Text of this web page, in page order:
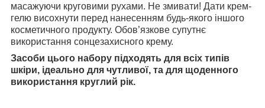
масажуючи круговими рухами. Не змивати! Дати крем-
гелю висохнути перед нанесенням будь-якого іншого
косметичного продукту. Обов’язкове супутнє
використання сонцезахисного крему.
Засоби цього набору підходять для всіх типів
шкіри, ідеально для чутливої, та для щоденного
використання круглий рік.